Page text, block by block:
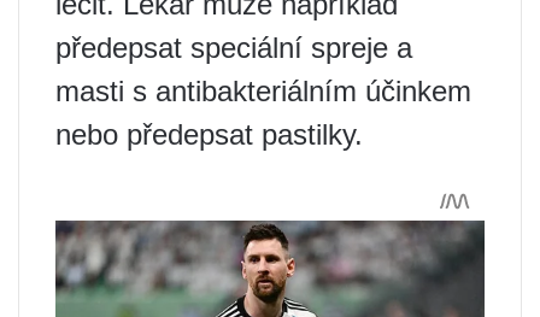
předepsat speciální spreje a
masti s antibakteriálním účinkem
nebo předepsat pastilky.